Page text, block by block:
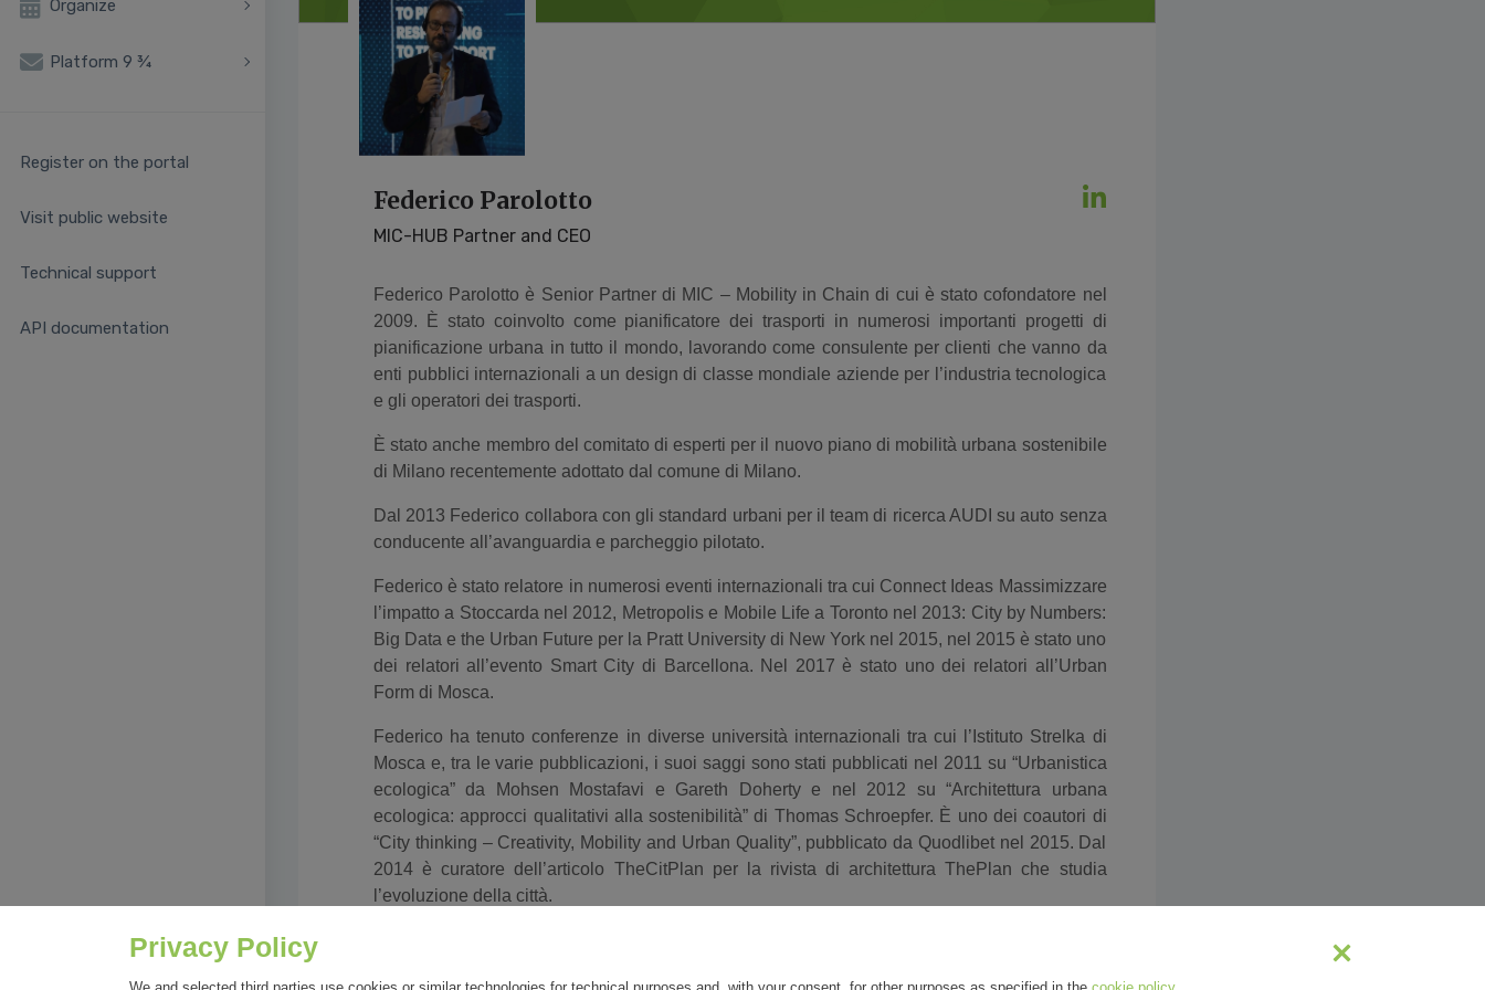
Organize
Platform 9 ¾
Register on the portal
Visit public website
Technical support
API documentation
Federico Parolotto
MIC-HUB Partner and CEO
Federico Parolotto è Senior Partner di MIC – Mobility in Chain di cui è stato cofondatore nel
2009. È stato coinvolto come pianificatore dei trasporti in numerosi importanti progetti di
pianificazione urbana in tutto il mondo, lavorando come consulente per clienti che vanno da
enti pubblici internazionali a un design di classe mondiale aziende per l’industria tecnologica
e gli operatori dei trasporti.
È stato anche membro del comitato di esperti per il nuovo piano di mobilità urbana sostenibile
di Milano recentemente adottato dal comune di Milano.
Dal 2013 Federico collabora con gli standard urbani per il team di ricerca AUDI su auto senza
conducente all’avanguardia e parcheggio pilotato.
Federico è stato relatore in numerosi eventi internazionali tra cui Connect Ideas Massimizzare
l’impatto a Stoccarda nel 2012, Metropolis e Mobile Life a Toronto nel 2013: City by Numbers:
Big Data e the Urban Future per la Pratt University di New York nel 2015, nel 2015 è stato uno
dei relatori all’evento Smart City di Barcellona. Nel 2017 è stato uno dei relatori all’Urban
Form di Mosca.
Federico ha tenuto conferenze in diverse università internazionali tra cui l’Istituto Strelka di
Mosca e, tra le varie pubblicazioni, i suoi saggi sono stati pubblicati nel 2011 su “Urbanistica
ecologica” da Mohsen Mostafavi e Gareth Doherty e nel 2012 su “Architettura urbana
ecologica: approcci qualitativi alla sostenibilità” di Thomas Schroepfer. È uno dei coautori di
“City thinking – Creativity, Mobility and Urban Quality”, pubblicato da Quodlibet nel 2015. Dal
2014 è curatore dell’articolo TheCitPlan per la rivista di architettura ThePlan che studia
l’evoluzione della città.
Privacy Policy